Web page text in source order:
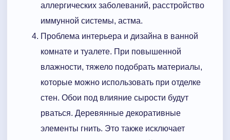
аллергических заболеваний, расстройство
иммунной системы, астма.
Проблема интерьера и дизайна в ванной
комнате и туалете. При повышенной
влажности, тяжело подобрать материалы,
которые можно использовать при отделке
стен. Обои под влияние сырости будут
рваться. Деревянные декоративные
элементы гнить. Это также исключает